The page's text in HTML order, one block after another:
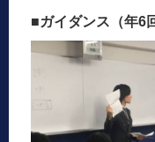
■ガイダンス（年6